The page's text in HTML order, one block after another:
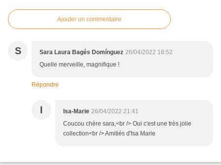
Ajouter un commentaire
S Sara Laura Bagés Domínguez 26/04/2022 18:52
Quelle merveille, magnifique !
Répondre
I Isa-Marie 26/04/2022 21:41
Coucou chère sara,<br /> Oui c'est une très jolie
collection<br /> Amitiés d'Isa Marie